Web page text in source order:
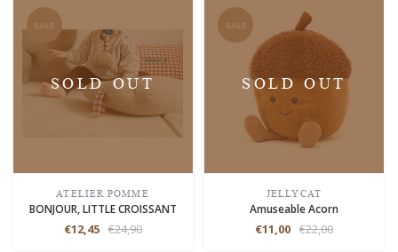
SALE
SOLD OUT
ATELIER POMME
BONJOUR, LITTLE CROISSANT
€12,45 €24,90
SALE
SOLD OUT
JELLYCAT
Amuseable Acorn
€11,00 €22,00